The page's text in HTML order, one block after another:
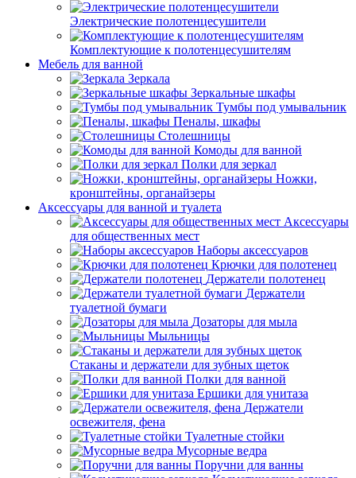
Электрические полотенцесушители
Комплектующие к полотенцесушителям
Мебель для ванной
Зеркала
Зеркальные шкафы
Тумбы под умывальник
Пеналы, шкафы
Столешницы
Комоды для ванной
Полки для зеркал
Ножки,
кронштейны, органайзеры
Аксессуары для ванной и туалета
Аксессуары
для общественных мест
Наборы аксессуаров
Крючки для полотенец
Держатели полотенец
Держатели
туалетной бумаги
Дозаторы для мыла
Мыльницы
Стаканы и держатели для зубных щеток
Полки для ванной
Ершики для унитаза
Держатели
освежителя, фена
Туалетные стойки
Мусорные ведра
Поручни для ванны